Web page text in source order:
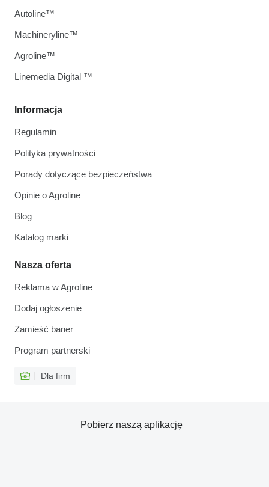
Informacja
Regulamin
Polityka prywatności
Porady dotyczące bezpieczeństwa
Opinie o Agroline
Blog
Katalog marki
Nasza oferta
Reklama w Agroline
Dodaj ogłoszenie
Zamieść baner
Program partnerski
Dla firm
Autoline™
Machineryline™
Agroline™
Linemedia Digital ™
Pobierz naszą aplikację